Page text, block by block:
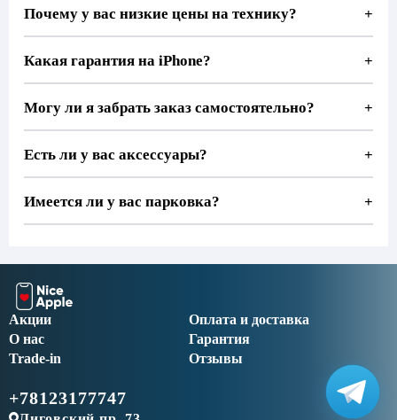
Почему у вас низкие цены на технику? +
Какая гарантия на iPhone? +
Могу ли я забрать заказ самостоятельно? +
Есть ли у вас аксессуары? +
Имеется ли у вас парковка? +
Акции
О нас
Оплата и доставка
Trade-in
Гарантия
Отзывы
+78123177747